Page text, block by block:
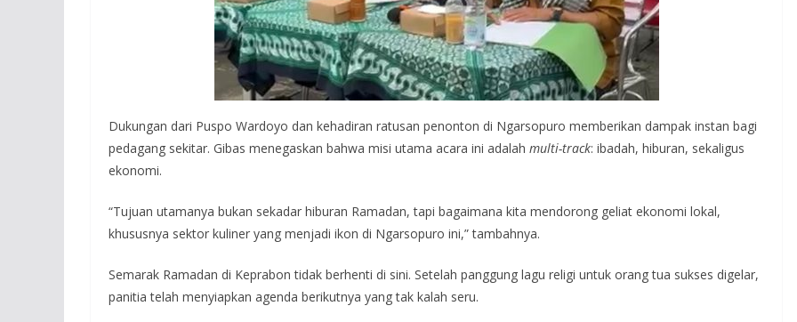
Dukungan dari Puspo Wardoyo dan kehadiran ratusan penonton di Ngarsopuro memberikan dampak instan bagi
pedagang sekitar. Gibas menegaskan bahwa misi utama acara ini adalah multi-track: ibadah, hiburan, sekaligus
ekonomi.
“Tujuan utamanya bukan sekadar hiburan Ramadan, tapi bagaimana kita mendorong geliat ekonomi lokal,
khususnya sektor kuliner yang menjadi ikon di Ngarsopuro ini,” tambahnya.
Semarak Ramadan di Keprabon tidak berhenti di sini. Setelah panggung lagu religi untuk orang tua sukses digelar,
panitia telah menyiapkan agenda berikutnya yang tak kalah seru.